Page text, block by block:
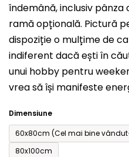
îndemână, inclusiv
ramă opțională. Pictură
dispoziție o mulțime de
indiferent dacă ești în
unui hobby pentru
vrea să își manifeste
Dimensiune
60x80cm (Cel mai bine
80x100cm
din
5
stele.